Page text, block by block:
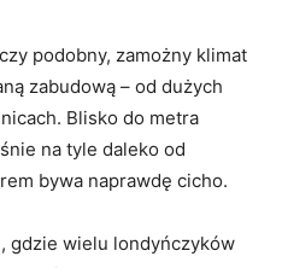
podobny, zamożny klimat
zabudową – od dużych
Blisko do metra
na tyle daleko od
bywa naprawdę cicho.
gdzie wielu londyńczyków